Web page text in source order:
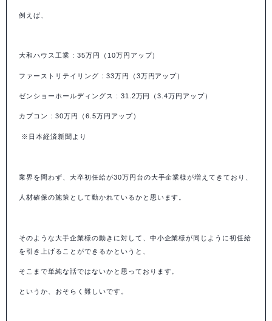
例えば、
大和ハウス工業 : 35万円 （10万円アップ）
ファーストリテイリング : 33万円（ 3万円アップ）
ゼンショーホールディングス : 31.2万円（3.4万円アップ）
カプコン : 30万円（ 6.5万円アップ）
※日本経済新聞より
業界を問わず、大卒初任給が30万円台の大手企業様が増えてきており、
人材確保の施策として動かれているかと思います。
そのような大手企業様の動きに対して、中小企業様が同じように初任給
を引き上げることができるかというと、
そこまで単純な話ではないかと思っております。
というか、おそらく難しいです。